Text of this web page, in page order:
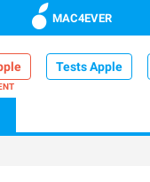
MAC4EVER
Tests Apple
iPhone